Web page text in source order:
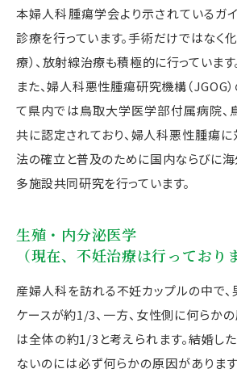
本婦人科腫瘍学会より示されているガ
診療を行っています。手術だけではなく
療）、放射線治療も積極的に行っています
また、婦人科悪性腫瘍研究機構（JGOG
て県内では鳥取大学医学部付属病院、
共に認定されており、婦人科悪性腫瘍
法の確立と普及のために国内ならびに
多施設共同研究を行っています。
生殖・内分泌医学
（現在、不妊治療は行っており
産婦人科を訪れる不妊カップルの中で
ケースが約1/3、一方、女性側に何らか
は全体の約1/3と考えられます。結婚し
ないのには必ず何らかの原因がありま